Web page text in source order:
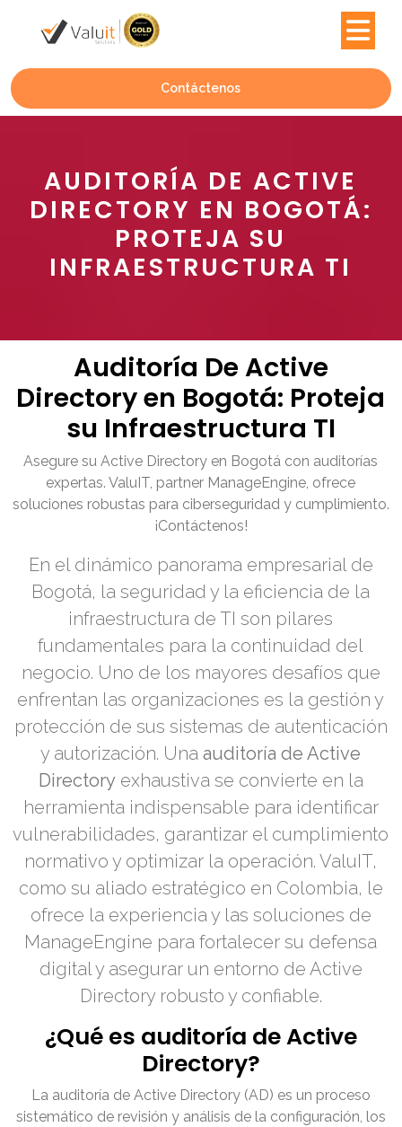
Contáctenos
AUDITORÍA DE ACTIVE
DIRECTORY EN BOGOTÁ:
PROTEJA SU
INFRAESTRUCTURA TI
Auditoría De Active
Directory en Bogotá: Proteja
su Infraestructura TI
Asegure su Active Directory en Bogotá con auditorías
expertas. ValuIT, partner ManageEngine, ofrece
soluciones robustas para ciberseguridad y cumplimiento.
¡Contáctenos!
En el dinámico panorama empresarial de
Bogotá, la seguridad y la eficiencia de la
infraestructura de TI son pilares
fundamentales para la continuidad del
negocio. Uno de los mayores desafíos que
enfrentan las organizaciones es la gestión y
protección de sus sistemas de autenticación
y autorización. Unaauditoría de Active
Directory exhaustiva se convierte en la
herramienta indispensable para identificar
vulnerabilidades, garantizar el cumplimiento
normativo y optimizar la operación. ValuIT,
como su aliado estratégico en Colombia, le
ofrece la experiencia y las soluciones de
ManageEngine para fortalecer su defensa
digital y asegurar un entorno de Active
Directory robusto y confiable.
¿Qué es auditoría de Active
Directory?
La auditoría de Active Directory (AD) es un proceso
sistemático de revisión y análisis de la configuración, los